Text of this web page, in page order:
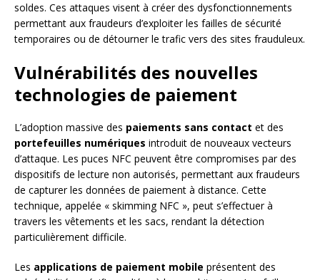
soldes. Ces attaques visent à créer des dysfonctionnements
permettant aux fraudeurs d’exploiter les failles de sécurité
temporaires ou de détourner le trafic vers des sites frauduleux.
Vulnérabilités des nouvelles
technologies de paiement
L’adoption massive des paiements sans contact et des
portefeuilles numériques introduit de nouveaux vecteurs
d’attaque. Les puces NFC peuvent être compromises par des
dispositifs de lecture non autorisés, permettant aux fraudeurs
de capturer les données de paiement à distance. Cette
technique, appelée « skimming NFC », peut s’effectuer à
travers les vêtements et les sacs, rendant la détection
particulièrement difficile.
Les applications de paiement mobile présentent des